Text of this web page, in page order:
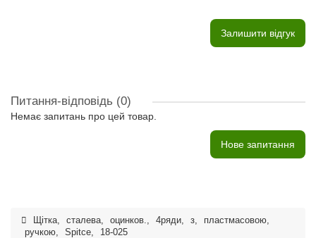
Залишити відгук
Питання-відповідь (0)
Немає запитань про цей товар.
Нове запитання
Щітка, сталева, оцинков., 4ряди, з, пластмасовою,
ручкою, Spitce, 18-025